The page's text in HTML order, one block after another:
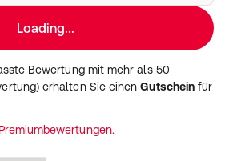
Loading...
Bewertung mit mehr als 50
erhalten Sie einenGutschein für